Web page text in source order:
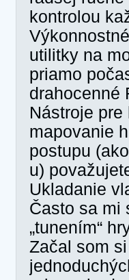
kontrolou
utilitky na
priamo
drahocenné
Nástroje
mapovanie
postupu
u)
Ukladanie
Často sa mi
„tunením“
Začal som